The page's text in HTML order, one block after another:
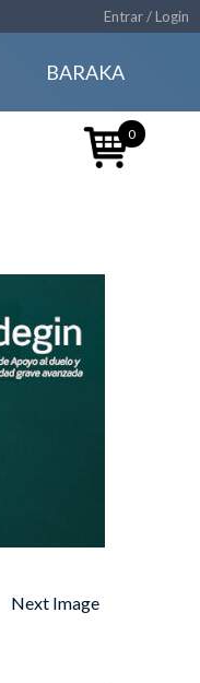
Entrar / Login
BARAKA
Next Image
0